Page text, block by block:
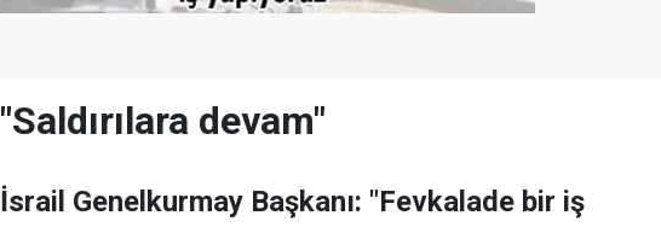
"Saldırılara devam"
İsrail Genelkurmay Başkanı: "Fevkalade bir iş